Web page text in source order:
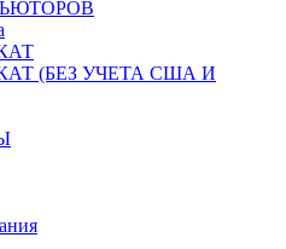
(БЕЗ УЧЕТА США И